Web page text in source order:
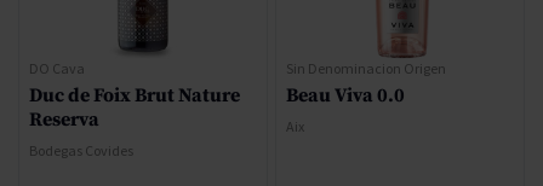
DO Cava
Duc de Foix Brut Nature
Reserva
Bodegas Covides
Sin Denominacion Origen
Beau Viva 0.0
Aix